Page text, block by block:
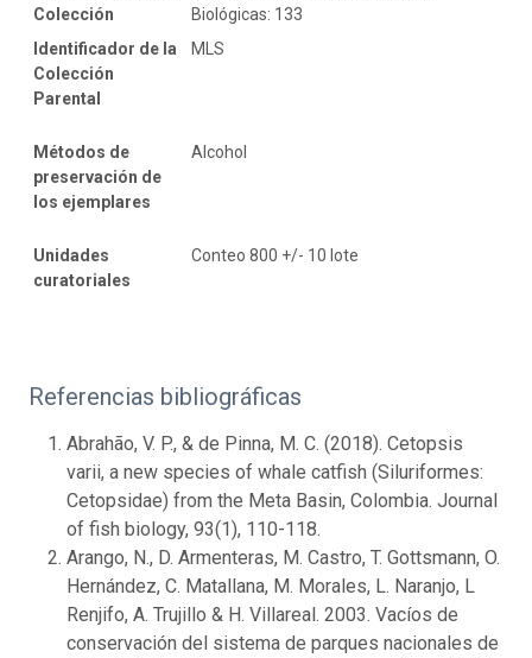
Colección
Biológicas: 133
Identificador de la
Colección
Parental
MLS
Métodos de
preservación de
los ejemplares
Alcohol
Unidades
curatoriales
Conteo 800 +/- 10 lote
Referencias bibliográficas
Abrahão, V. P., & de Pinna, M. C. (2018). Cetopsis
varii, a new species of whale catfish (Siluriformes:
Cetopsidae) from the Meta Basin, Colombia. Journal
of fish biology, 93(1), 110-118.
Arango, N., D. Armenteras, M. Castro, T. Gottsmann, O.
Hernández, C. Matallana, M. Morales, L. Naranjo, L
Renjifo, A. Trujillo & H. Villareal. 2003. Vacíos de
conservación del sistema de parques nacionales de